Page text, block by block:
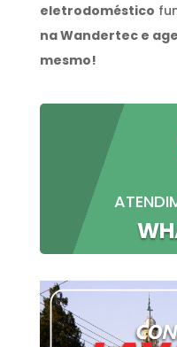
eletrodoméstico
na Wandertec e
mesmo!